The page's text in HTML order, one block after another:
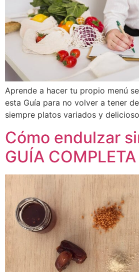
Aprende a hacer tu propio menú
esta Guía para no volver a tener
siempre platos variados y
Cómo endulzar
GUÍA COMPLETA